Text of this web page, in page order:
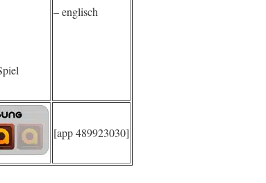
– englisch
[app 489923030]